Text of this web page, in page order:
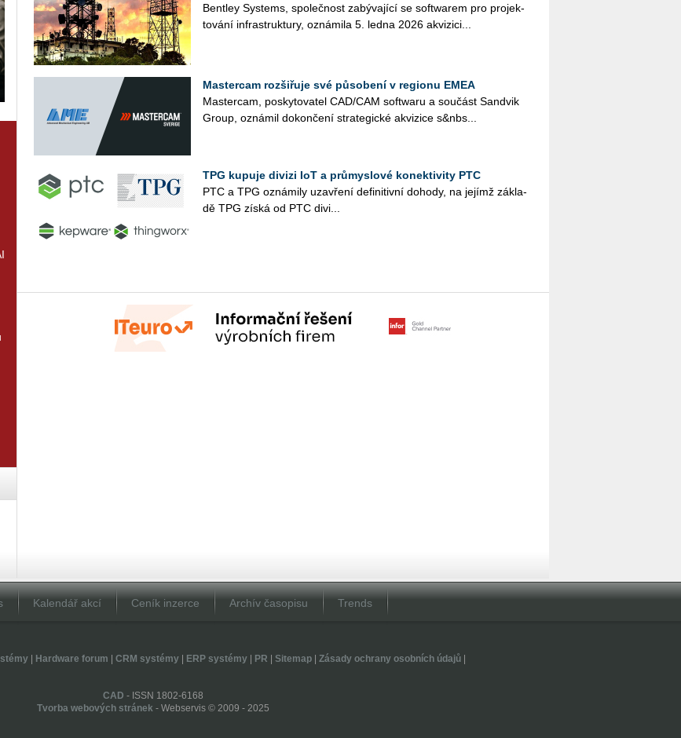
Bent­ley Sys­tems, spo­leč­nost za­bý­va­jí­cí se soft­warem pro pro­jek­
to­vá­ní in­fra­stru­k­tu­ry, ozná­mi­la 5. ledna 2026 akvi­zi­ci...
Mastercam rozšiřuje své působení v regionu EMEA
Mas­ter­cam, po­sky­to­va­tel CAD/CAM soft­wa­ru a sou­část San­dvik
Group, ozná­mil do­kon­če­ní stra­te­gic­ké akvi­zi­ce s&nbs...
TPG kupuje divizi IoT a průmyslové konektivity PTC
PTC a TPG ozná­mi­ly uza­vře­ní de­fi­ni­tiv­ní do­ho­dy, na je­jímž zá­kla­
dě TPG získá od PTC di­vi­...
Kalendář akcí Ceník inzerce Archív časopisu Trends
| Hardware forum CRM systémy| ERP systémy| PR Sitemap| Zásady ochrany osobních údajů|
CAD - ISSN 1802-6168
Tvorba webových stránek - Webservis © 2009 - 2025